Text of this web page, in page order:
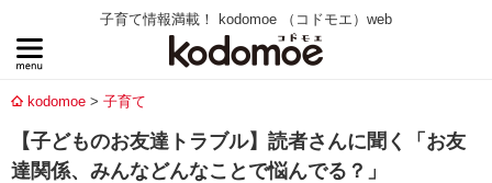
子育て情報満載！ kodomoe （コドモエ）web
kodomoe 子育て
【子どものお友達トラブル】読者さんに聞く「お友
達関係、みんなどんなことで悩んでる？」